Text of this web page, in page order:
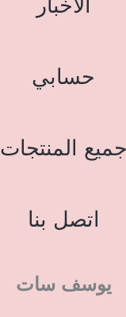
الاخبار
حسابي
جميع المنتجات
اتصل بنا
يوسف سات